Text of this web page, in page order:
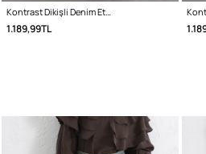
Kontrast Dikişli Denim Etek Y0115 - LACİVERT
1.189,99TL